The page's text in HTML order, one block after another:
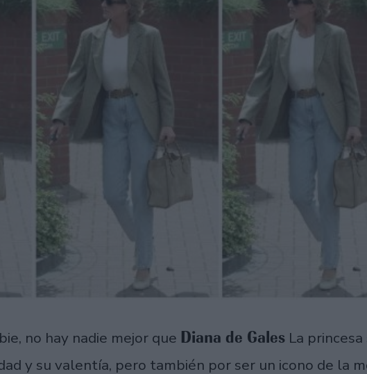
no hay nadie mejor que Diana de Gales La princesa
y su valentía, pero también por ser un icono de la